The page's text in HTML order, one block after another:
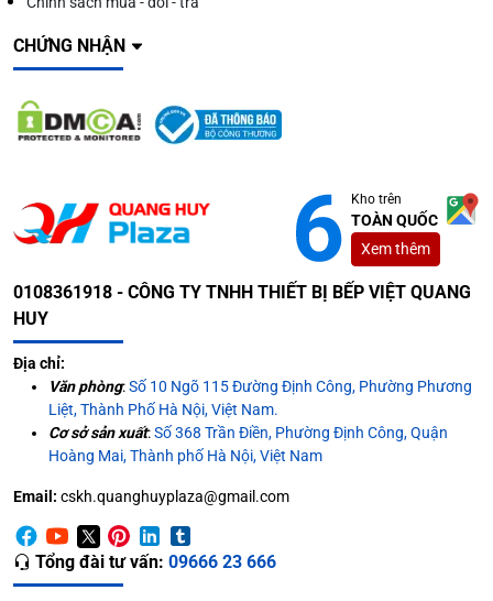
CHỨNG NHẬN
Kho trên
TOÀN QUỐC
Xem thêm
0108361918 - CÔNG TY TNHH THIẾT BỊ BẾP VIỆT QUANG
HUY
Địa chỉ:
Văn phòng:Số 10 Ngõ 115 Đường Định Công, Phường Phương
Liệt, Thành Phố Hà Nội, Việt Nam.
Cơ sở sản xuất:Số 368 Trần Điền, Phường Định Công, Quận
Hoàng Mai, Thành phố Hà Nội, Việt Nam
Email: cskh.quanghuyplaza@gmail.com
Tổng đài tư vấn: 09666 23 666